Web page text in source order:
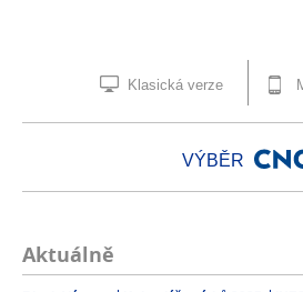
Klasická verze
VÝBĚR
Aktuálně